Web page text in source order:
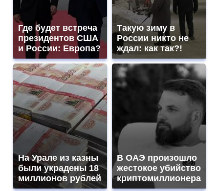
Где будет встреча
президентов США
и России: Европа?
Такую зиму в
России никто не
ждал: как так?!
На Урале из казны
были украдены 18
миллионов рублей
В ОАЭ произошло
жестокое убийство
криптомиллионера